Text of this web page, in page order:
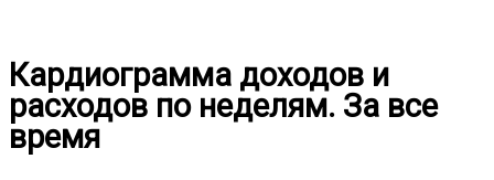
Кардиограмма доходов и
расходов по неделям. За все
время